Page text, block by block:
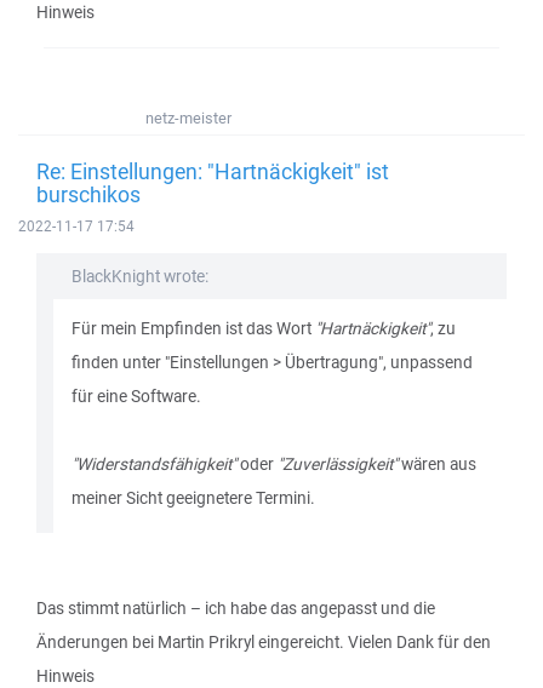
Hinweis
netz-meister
Re: Einstellungen: "Hartnäckigkeit" ist
burschikos
2022-11-17 17:54
BlackKnight wrote:
Für mein Empfinden ist das Wort "Hartnäckigkeit", zu
finden unter "Einstellungen > Übertragung", unpassend
für eine Software.
"Widerstandsfähigkeit"oder "Zuverlässigkeit"wären aus
meiner Sicht geeignetere Termini.
Das stimmt natürlich – ich habe das angepasst und die
Änderungen bei Martin Prikryl eingereicht. Vielen Dank für den
Hinweis